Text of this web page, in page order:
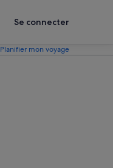
Se connecter
Planifier mon voyage